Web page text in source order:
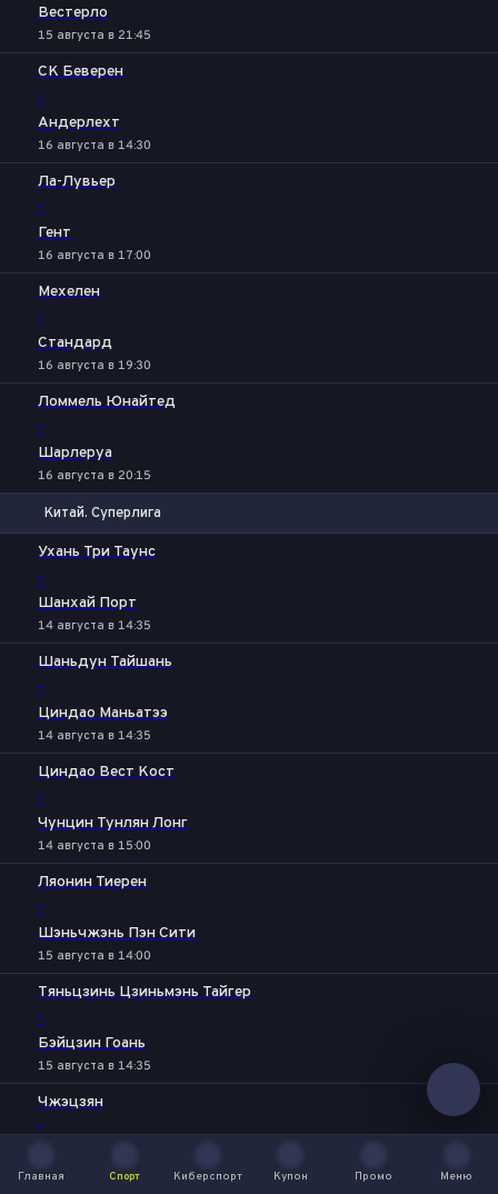
Вестерло
15 августа в 21:45
СК Беверен
-
Андерлехт
16 августа в 14:30
Ла-Лувьер
-
Гент
16 августа в 17:00
Мехелен
-
Стандард
16 августа в 19:30
Ломмель Юнайтед
-
Шарлеруа
16 августа в 20:15
Китай. Суперлига
Ухань Три Таунс
-
Шанхай Порт
14 августа в 14:35
Шаньдун Тайшань
-
Циндао Маньатээ
14 августа в 14:35
Циндао Вест Кост
-
Чунцин Тунлян Лонг
14 августа в 15:00
Ляонин Тиерен
-
Шэньчжэнь Пэн Сити
15 августа в 14:00
Тяньцзинь Цзиньмэнь Тайгер
-
Бэйцзин Гоань
15 августа в 14:35
Чжэцзян
-
15 августа в 14:35
Главная
Спорт
Киберспорт
Купон
Промо
Меню